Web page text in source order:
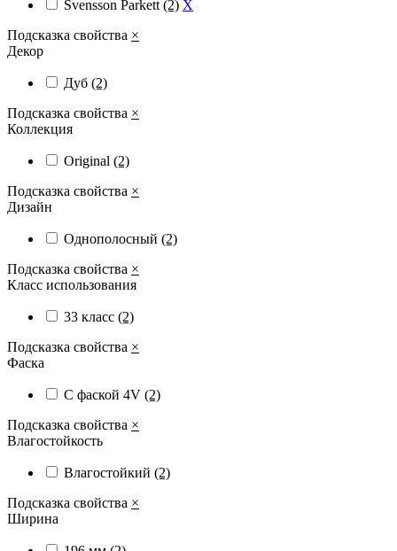
Svensson Parkett (2) X
Подсказка свойства ×
Декор
Дуб (2)
Подсказка свойства ×
Коллекция
Original (2)
Подсказка свойства ×
Дизайн
Однополосный (2)
Подсказка свойства ×
Класс использования
33 класс (2)
Подсказка свойства ×
Фаска
С фаской 4V (2)
Подсказка свойства ×
Влагостойкость
Влагостойкий (2)
Подсказка свойства ×
Ширина